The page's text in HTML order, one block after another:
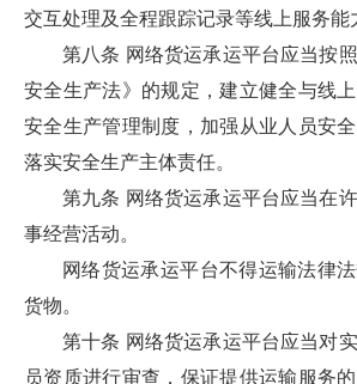
交互处理及全程跟踪记录等线上服务能
第八条 网络货运承运平台应当按
安全生产法》的规定，建立健全与线
安全生产管理制度，加强从业人员安
落实安全生产主体责任。
第九条 网络货运承运平台应当在
事经营活动。
网络货运承运平台不得运输法律
货物。
第十条 网络货运承运平台应当对
员资质进行审查，保证提供运输服务